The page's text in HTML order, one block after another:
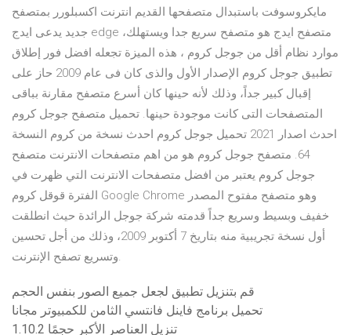
مايكروسوفت باستبدال متصفحها القديم انترنت اكسبلورر بمتصفح
جديد يدعى ايدج edge ،متصفح ايدج هو متصفح سريع جدا ويستهلك
موارد نظام أقل من جوجل كروم ، هذه الميزة تجعله افضل فور إطلاق
تطبيق جوجل كروم الإصدار الأول والذى كان فى عام 2009 حاز على
إقبال كبير جداً، وذلك لأنه حينها كان أسرع متصفح مقارنة بباقى
المتصفحات التى كانت موجودة حينها. تحميل متصفح جوجل كروم
احدث اصدار 2021 تحميل جوجل كروم احدث نسخة من كروم النسخة
64. متصفح جوجل كروم هو من اهم متصفحات الانترنت متصفح
جوجل كروم يعتبر من افضل متصفحات الانترنت التي ظهرت في
الفترة قوقل كروم Google Chrome وهو متصفح مفتوح المصدر
خفيف وبسيط وسريع جداً قدمته شركة جوجل الرائدة حيث انطلقت
أول نسخة تجريبية منه بتاريخ 7 أكتوبر 2009، وذلك من أجل تحسين
وتسريع تصفح الإنترنت.
قم بتنزيل تطبيق لجعل جميع الصور بنفس الحجم
تحميل برنامج فاينل فانتسي الثامن للكمبيوتر مجانا
تنزيل العناصر الأكبر حجمًا 1.10.2